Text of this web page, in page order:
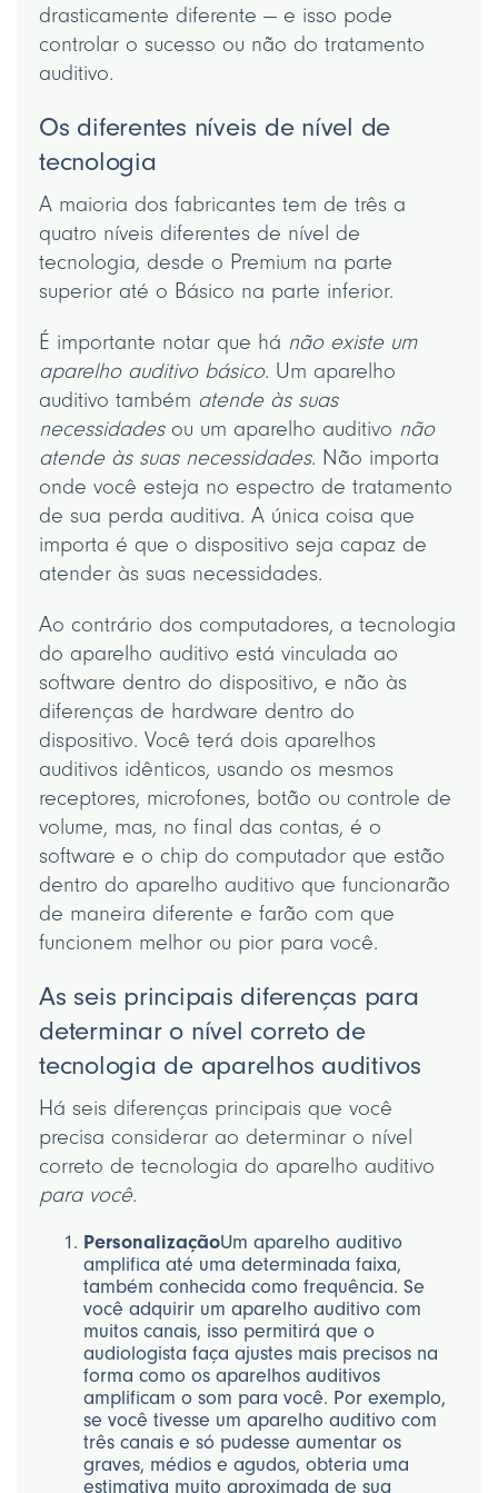
drasticamente diferente — e isso pode
controlar o sucesso ou não do tratamento
auditivo.
Os diferentes níveis de nível de
tecnologia
A maioria dos fabricantes tem de três a
quatro níveis diferentes de nível de
tecnologia, desde o Premium na parte
superior até o Básico na parte inferior.
É importante notar que há não existe um
aparelho auditivo básico. Um aparelho
auditivo também atende às suas
necessidadesou um aparelho auditivo não
atende às suas necessidades. Não importa
onde você esteja no espectro de tratamento
de sua perda auditiva. A única coisa que
importa é que o dispositivo seja capaz de
atender às suas necessidades.
Ao contrário dos computadores, a tecnologia
do aparelho auditivo está vinculada ao
software dentro do dispositivo, e não às
diferenças de hardware dentro do
dispositivo. Você terá dois aparelhos
auditivos idênticos, usando os mesmos
receptores, microfones, botão ou controle de
volume, mas, no final das contas, é o
software e o chip do computador que estão
dentro do aparelho auditivo que funcionarão
de maneira diferente e farão com que
funcionem melhor ou pior para você.
As seis principais diferenças para
determinar o nível correto de
tecnologia de aparelhos auditivos
Há seis diferenças principais que você
precisa considerar ao determinar o nível
correto de tecnologia do aparelho auditivo
para você.
PersonalizaçãoUm aparelho auditivo
amplifica até uma determinada faixa,
também conhecida como frequência. Se
você adquirir um aparelho auditivo com
muitos canais, isso permitirá que o
audiologista faça ajustes mais precisos na
forma como os aparelhos auditivos
amplificam o som para você. Por exemplo,
se você tivesse um aparelho auditivo com
três canais e só pudesse aumentar os
graves, médios e agudos, obteria uma
estimativa muito aproximada de sua